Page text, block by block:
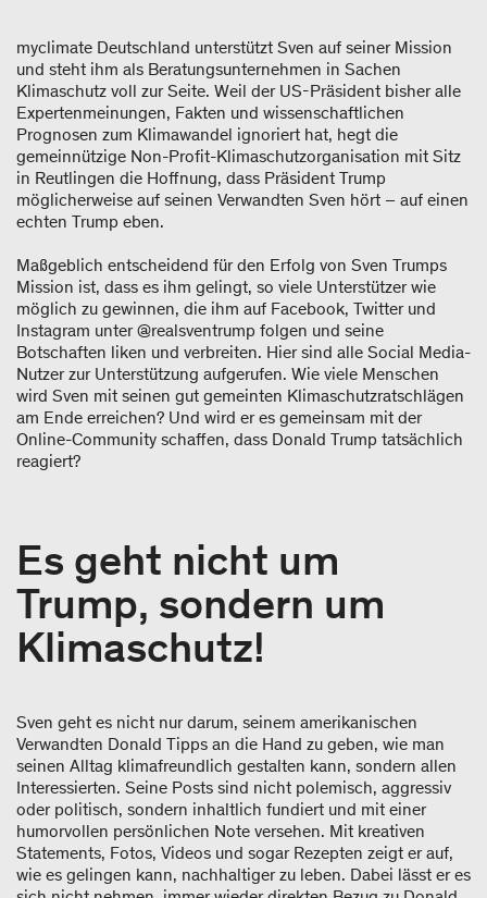
myclimate Deutschland unterstützt Sven auf seiner Mission
und steht ihm als Beratungsunternehmen in Sachen
Klimaschutz voll zur Seite. Weil der US-Präsident bisher alle
Expertenmeinungen, Fakten und wissenschaftlichen
Prognosen zum Klimawandel ignoriert hat, hegt die
gemeinnützige Non-Profit-Klimaschutzorganisation mit Sitz
in Reutlingen die Hoffnung, dass Präsident Trump
möglicherweise auf seinen Verwandten Sven hört – auf einen
echten Trump eben.
Maßgeblich entscheidend für den Erfolg von Sven Trumps
Mission ist, dass es ihm gelingt, so viele Unterstützer wie
möglich zu gewinnen, die ihm auf Facebook, Twitter und
Instagram unter @realsventrump folgen und seine
Botschaften liken und verbreiten. Hier sind alle Social Media-
Nutzer zur Unterstützung aufgerufen. Wie viele Menschen
wird Sven mit seinen gut gemeinten Klimaschutzratschlägen
am Ende erreichen? Und wird er es gemeinsam mit der
Online-Community schaffen, dass Donald Trump tatsächlich
reagiert?
Es geht nicht um
Trump, sondern um
Klimaschutz!
Sven geht es nicht nur darum, seinem amerikanischen
Verwandten Donald Tipps an die Hand zu geben, wie man
seinen Alltag klimafreundlich gestalten kann, sondern allen
Interessierten. Seine Posts sind nicht polemisch, aggressiv
oder politisch, sondern inhaltlich fundiert und mit einer
humorvollen persönlichen Note versehen. Mit kreativen
Statements, Fotos, Videos und sogar Rezepten zeigt er auf,
wie es gelingen kann, nachhaltiger zu leben. Dabei lässt er es